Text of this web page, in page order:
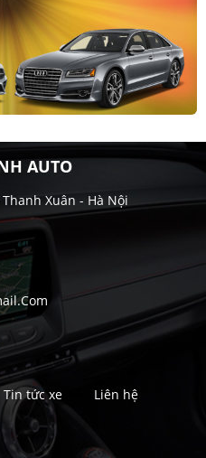
AUTO
Xuân - Hà Nội
Tin tức xe Liên hệ